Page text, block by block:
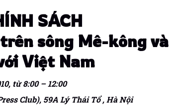
SÁCH
sông Mê-kông và
Việt Nam
từ 8:00 – 12:00
Club), 59A Lý Thái Tổ , Hà Nội